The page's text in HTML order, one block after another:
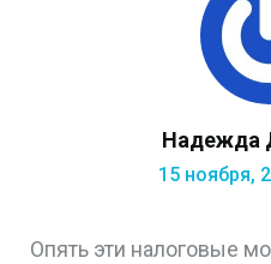
Надежда
15 ноября,
Опять эти налоговые